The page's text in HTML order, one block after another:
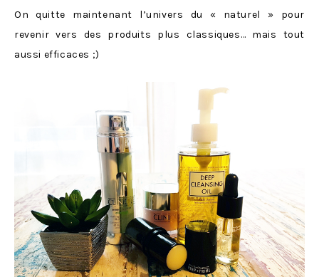
On quitte maintenant l’univers du « naturel » pour
revenir vers des produits plus classiques… mais tout
aussi efficaces ;)